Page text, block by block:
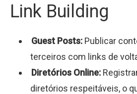
Link Building
Guest Posts: Publicar
terceiros com links de
Diretórios Online:
diretórios respeitáveis, o